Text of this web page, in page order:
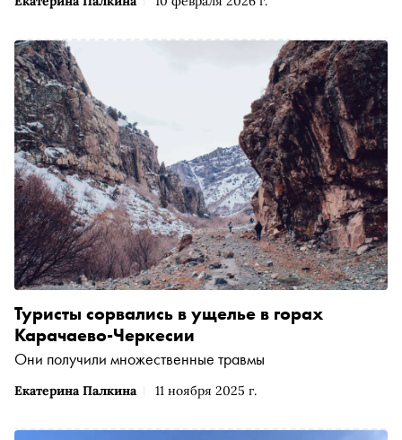
Екатерина Палкина 11 ноября 2025 г.
Туристы сорвались в ущелье в горах
Карачаево-Черкесии
Они получили множественные травмы